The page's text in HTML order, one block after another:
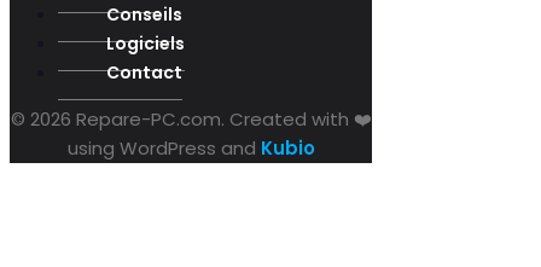
Conseils
Logiciels
Contact
© 2026 Repare-PC.com. Created with ❤️
using WordPress and Kubio